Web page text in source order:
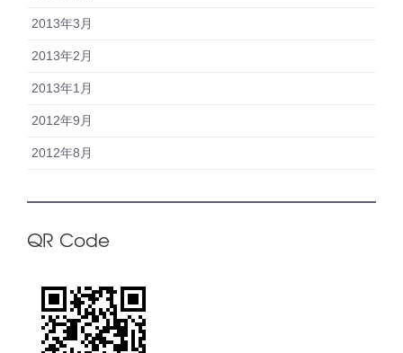
2013年3月
2013年2月
2013年1月
2012年9月
2012年8月
QR Code